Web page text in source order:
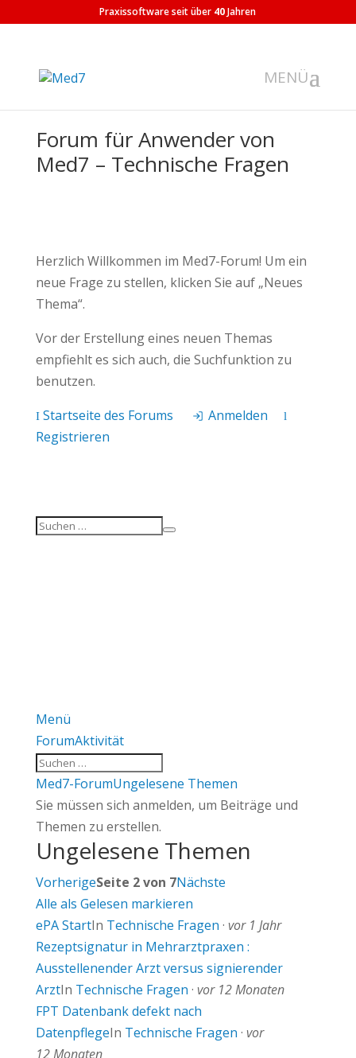
Praxissoftware seit über 40Jahren
Forum für Anwender von
Med7 – Technische Fragen
Herzlich Willkommen im Med7-Forum! Um ein
neue Frage zu stellen, klicken Sie auf „Neues
Thema“.
Vor der Erstellung eines neuen Themas
empfiehlt es sich auch, die Suchfunktion zu
benutzen.
IStartseite des Forums Anmelden l
Registrieren
Menü
Forum-
Navigation
ForumAktivität
Forum-
Breadcrumbs
-
Sie
hier:
Med7-ForumUngelesene Themen
Sie müssen sich anmelden, um Beiträge und
Themen zu erstellen.
Ungelesene Themen
VorherigeSeite 2 von 7Nächste
Alle als Gelesen markieren
ePA StartIn Technische Fragen · vor 1 Jahr
Rezeptsignatur in Mehrarztpraxen :
Ausstellenender Arzt versus signierender
ArztIn Technische Fragen · vor 12 Monaten
FPT Datenbank defekt nach
DatenpflegeIn Technische Fragen · vor
12 Monaten